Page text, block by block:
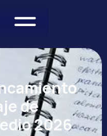
de
2026